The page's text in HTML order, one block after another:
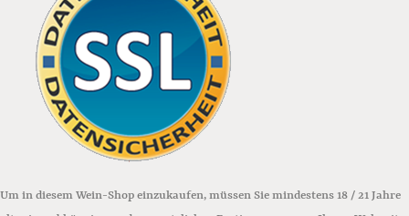
Um in diesem Wein-Shop einzukaufen, müssen Sie mindestens 18 / 21 Jahre